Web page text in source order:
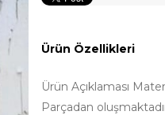
Ürün Özellikleri
Ürün Açıklaması
Parçadan